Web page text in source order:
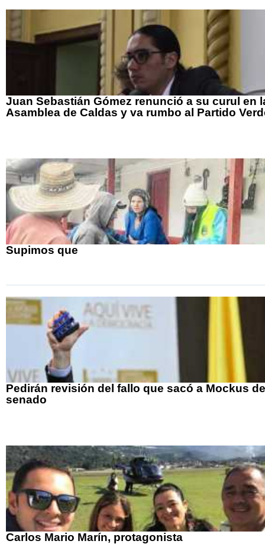
Juan Sebastián Gómez renunció a su curul en
Asamblea de Caldas y va rumbo al Partido
Supimos que
Pedirán revisión del fallo que sacó a Mockus
senado
Carlos Mario Marín, protagonista